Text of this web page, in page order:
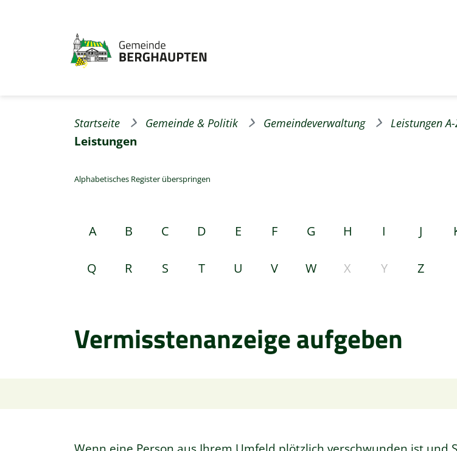
Startseite Gemeinde & Politik Gemeindeverwaltung Leistungen
Leistungen
Alphabetisches Register überspringen
A B C D E F G H I J
Q R S T U V W X Y Z
Vermisstenanzeige aufgeben